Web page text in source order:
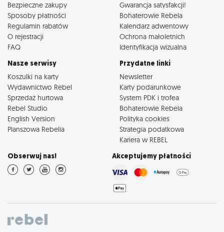
Bezpieczne zakupy
Sposoby płatności
Regulamin rabatów
O rejestracji
FAQ
Gwarancja satysfakcji!
Bohaterowie Rebela
Kalendarz adwentowy
Ochrona małoletnich
Identyfikacja wizualna
Nasze serwisy
Koszulki na karty
Wydawnictwo Rebel
Sprzedaż hurtowa
Rebel Studio
English Version
Planszowa Rebelia
Przydatne linki
Newsletter
Karty podarunkowe
System PDK i trofea
Bohaterowie Rebela
Polityka cookies
Strategia podatkowa
Kariera w REBEL
Obserwuj nas! Akceptujemy płatności